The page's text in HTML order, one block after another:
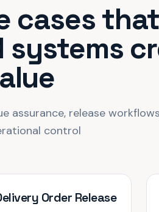
cases
systems
assurance, release
control.
Order Release